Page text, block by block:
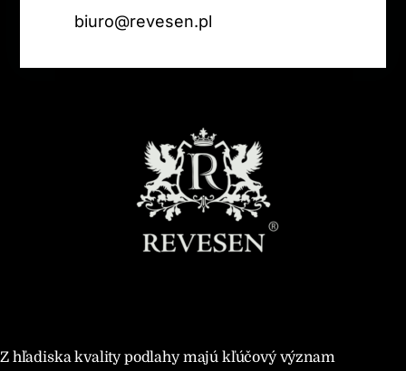
biuro@revesen.pl
Z hľadiska kvality podlahy majú kľúčový význam